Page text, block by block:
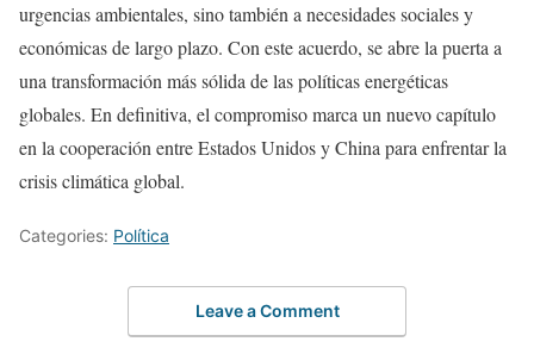
urgencias ambientales, sino también a necesidades sociales y
económicas de largo plazo. Con este acuerdo, se abre la puerta a
una transformación más sólida de las políticas energéticas
globales. En definitiva, el compromiso marca un nuevo capítulo
en la cooperación entre Estados Unidos y China para enfrentar la
crisis climática global.
Categories: Política
Leave a Comment